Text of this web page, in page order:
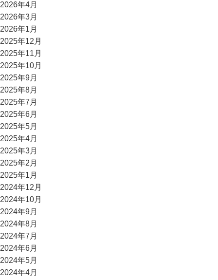
2026年4月
2026年3月
2026年1月
2025年12月
2025年11月
2025年10月
2025年9月
2025年8月
2025年7月
2025年6月
2025年5月
2025年4月
2025年3月
2025年2月
2025年1月
2024年12月
2024年10月
2024年9月
2024年8月
2024年7月
2024年6月
2024年5月
2024年4月